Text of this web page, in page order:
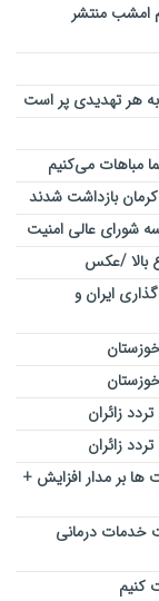
امشب منتشر
هر تهدیدی پر است
مباهات می‌کنیم
شورای عالی امنیت
بالا /عکس
ایران و
تمام قیمت ها بر مدار افزایش +
خدمات درمانی
کنیم